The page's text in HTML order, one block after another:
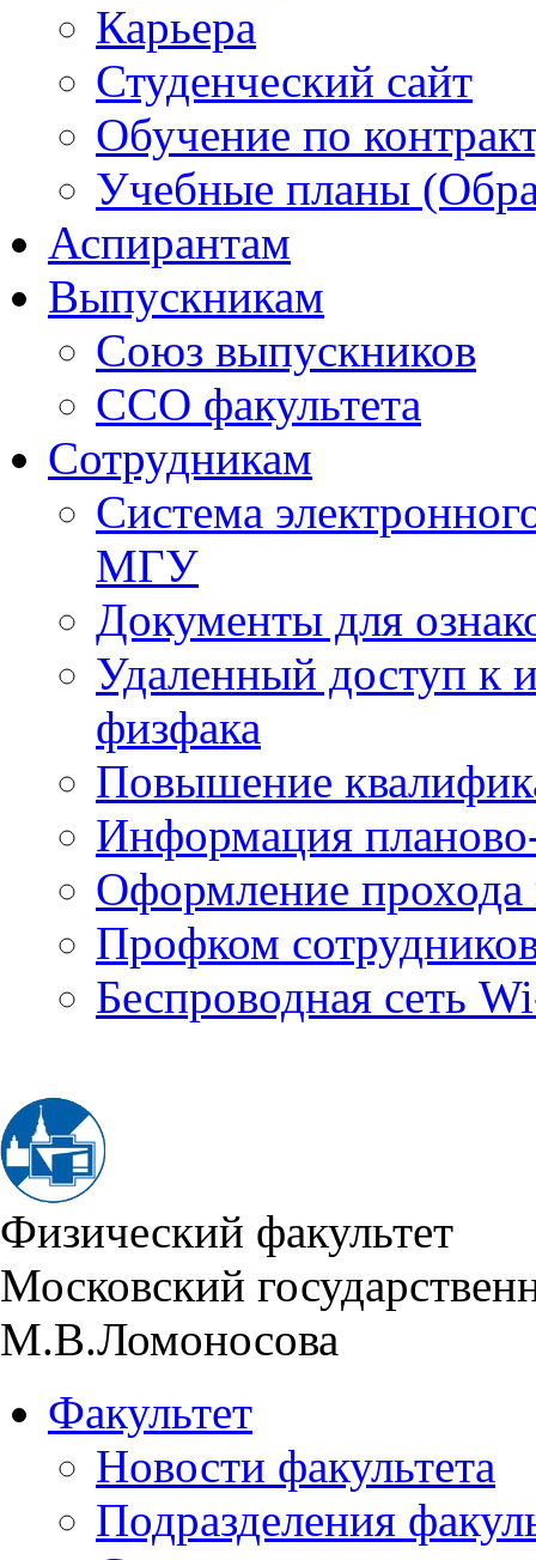
Карьера
Студенческий сайт
Обучение по
Учебные планы
Аспирантам
Выпускникам
Союз выпускников
ССО факультета
Сотрудникам
Система
МГУ
Документы для
Удаленный доступ к
физфака
Повышение
Информация
Оформление прохода
Профком
Беспроводная сеть
Физический факультет
Московский
М.В.Ломоносова
Факультет
Новости факультета
Подразделения